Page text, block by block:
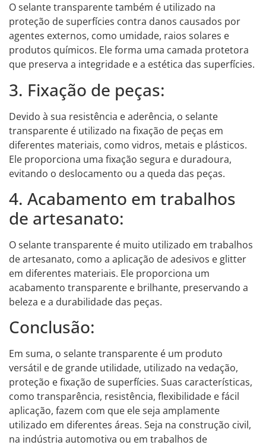
O selante transparente também é utilizado na
proteção de superfícies contra danos causados por
agentes externos, como umidade, raios solares e
produtos químicos. Ele forma uma camada protetora
que preserva a integridade e a estética das superfícies.
3. Fixação de peças:
Devido à sua resistência e aderência, o selante
transparente é utilizado na fixação de peças em
diferentes materiais, como vidros, metais e plásticos.
Ele proporciona uma fixação segura e duradoura,
evitando o deslocamento ou a queda das peças.
4. Acabamento em trabalhos
de artesanato:
O selante transparente é muito utilizado em trabalhos
de artesanato, como a aplicação de adesivos e glitter
em diferentes materiais. Ele proporciona um
acabamento transparente e brilhante, preservando a
beleza e a durabilidade das peças.
Conclusão:
Em suma, o selante transparente é um produto
versátil e de grande utilidade, utilizado na vedação,
proteção e fixação de superfícies. Suas características,
como transparência, resistência, flexibilidade e fácil
aplicação, fazem com que ele seja amplamente
utilizado em diferentes áreas. Seja na construção civil,
na indústria automotiva ou em trabalhos de